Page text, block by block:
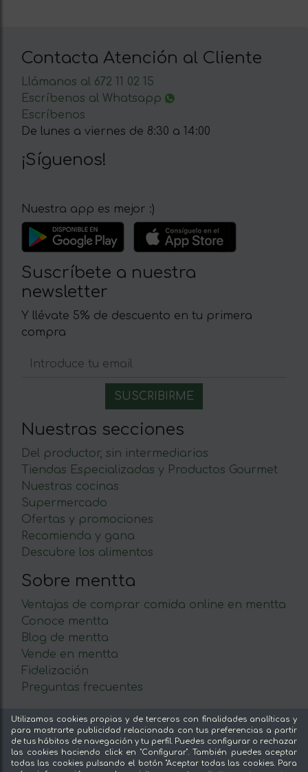
Contacta Atención al Cliente
Llámanos al 672 11 02 15
Escríbenos al Whatsapp
Escríbenos
De lunes a viernes de 8:30 a 14:00
¡Síguenos!
Nuestra app es mejor :)
Suscríbete a nuestra
newsletter
Y llévate 5% de descuento en tu primera
compra
Nuestras secciones
Del productor, sin intermediarios
Tiendas Especializadas y Productos Gourmet
Nuestras cocinas
Supermercado
Ofertas y promociones
Recomienda y gana
Descubre los alimentos
Sobre mentta
Ventajas de comprar comida online en mentta
Conoce mentta
Blog de mentta
Vende en mentta
Fidelización
Preguntas frecuentes
Legal
Aviso legal
Términos y condiciones
Utilizamos cookies propias y de terceros con finalidades analíticas y
para mostrarte publicidad relacionada con tus preferencias a partir
de tus hábitos de navegación y tu perfil. Puedes configurar o rechazar
las cookies haciendo click en "Configurar". También puedes aceptar
todas las cookies pulsando el botón "Aceptar todas las cookies. Para